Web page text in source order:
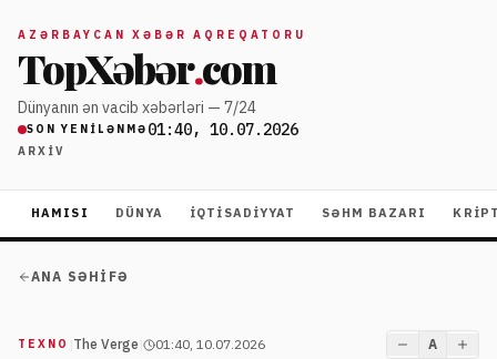
AZƏRBAYCAN XƏBƏR AQREQATORU
TopXəbər.com
Dünyanın ən vacib xəbərləri — 7/24
SON YENILƏNMƏ 01:40, 10.07.2026
ARXIV
HAMISI DÜNYA İQTISADIYYAT SƏHM BAZARI
ANA SƏHIFƏ
TEXNO The Verge 01:40, 10.07.2026 A